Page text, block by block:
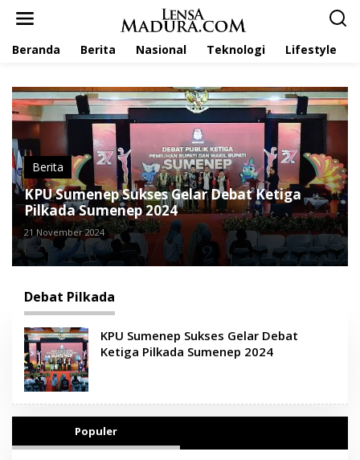
Beranda Berita Nasional Teknologi Lifestyle
Berita
KPU Sumenep Sukses Gelar Debat Ketiga
Pilkada Sumenep 2024
21 November 2024
Debat Pilkada
KPU Sumenep Sukses Gelar Debat
Ketiga Pilkada Sumenep 2024
Populer